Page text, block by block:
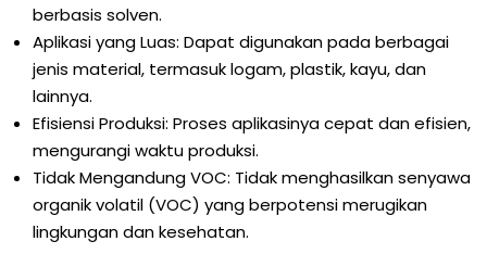
berbasis solven.
Aplikasi yang Luas: Dapat digunakan pada berbagai
jenis material, termasuk logam, plastik, kayu, dan
lainnya.
Efisiensi Produksi: Proses aplikasinya cepat dan efisien,
mengurangi waktu produksi.
Tidak Mengandung VOC: Tidak menghasilkan senyawa
organik volatil (VOC) yang berpotensi merugikan
lingkungan dan kesehatan.